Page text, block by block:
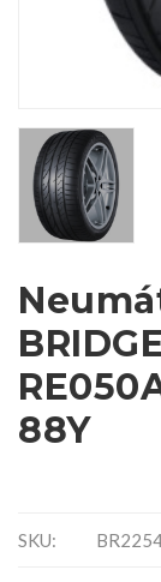
88Y
SKU: